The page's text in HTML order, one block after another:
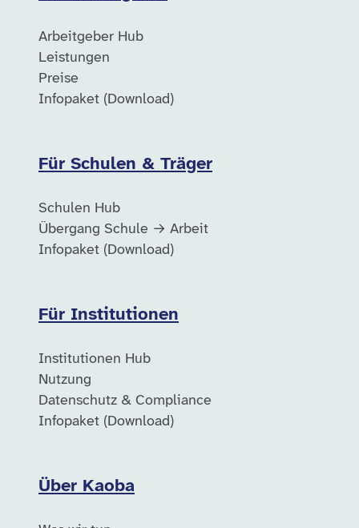
Arbeitgeber Hub
Leistungen
Preise
Infopaket (Download)
Für Schulen & Träger
Schulen Hub
Übergang Schule → Arbeit
Infopaket (Download)
Für Institutionen
Institutionen Hub
Nutzung
Datenschutz & Compliance
Infopaket (Download)
Über Kaoba